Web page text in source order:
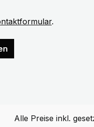
.
Alle Preise inkl.